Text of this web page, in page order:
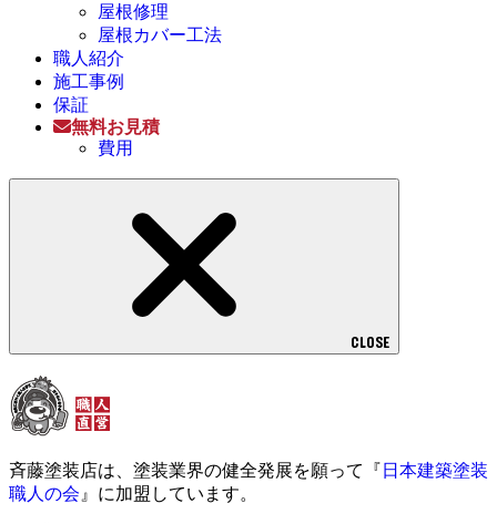
屋根修理
屋根カバー工法
職人紹介
施工事例
保証
無料お見積
費用
CLOSE
斉藤塗装店は、塗装業界の健全発展を願って『 日本建築塗装
職人の会 』に加盟しています。